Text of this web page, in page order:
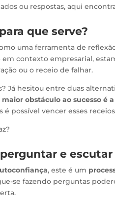
ou respostas, aqui
que serve?
uma ferramenta de
contexto empresarial,
ou o receio de falhar.
Já hesitou entre duas
maior obstáculo ao sucesso é
é possível vencer esses
e escutar
, este é um
se fazendo perguntas